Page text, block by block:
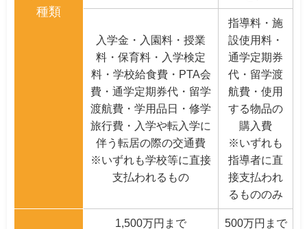
種類
入学金・入園料・授業
料・保育料・入学検定
料・学校給食費・PTA会
費・通学定期券代・留学
渡航費・学用品日・修学
旅行費・入学や転入学に
伴う転居の際の交通費
※いずれも学校等に直接
支払われるもの
指導料・施
設使用料・
通学定期券
代・留学渡
航費・使用
する物品の
購入費
※いずれも
指導者に直
接支払われ
るもののみ
1,500万円まで 500万円まで